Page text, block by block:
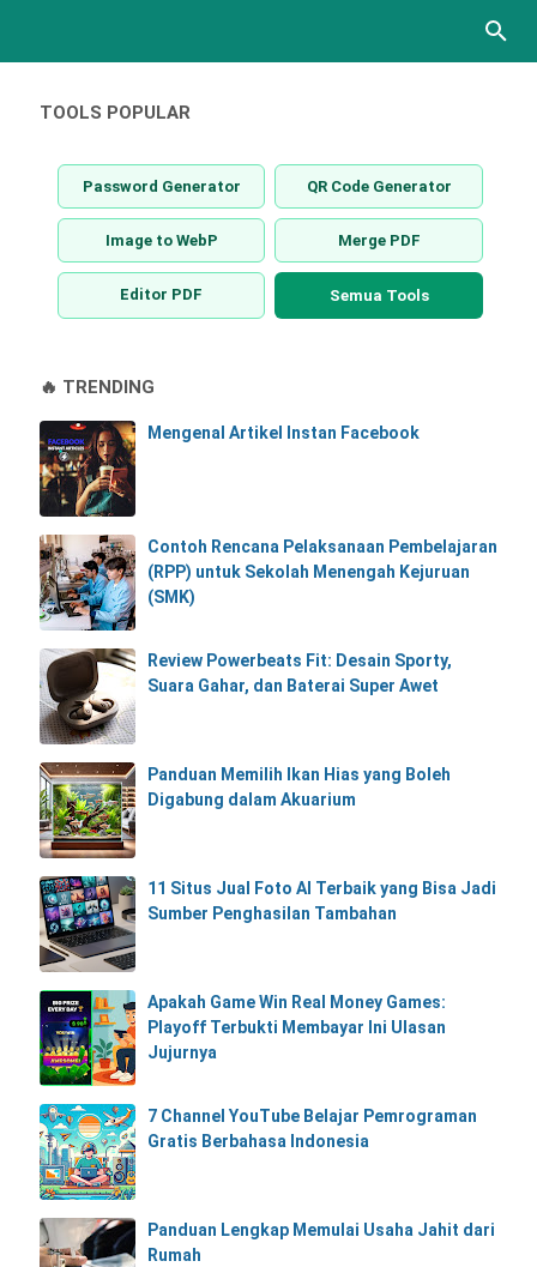
TOOLS POPULAR
Password Generator QR Code Generator
Image to WebP Merge PDF
Editor PDF Semua Tools
🔥 TRENDING
Mengenal Artikel Instan Facebook
Contoh Rencana Pelaksanaan Pembelajaran
(RPP) untuk Sekolah Menengah Kejuruan
(SMK)
Review Powerbeats Fit: Desain Sporty,
Suara Gahar, dan Baterai Super Awet
Panduan Memilih Ikan Hias yang Boleh
Digabung dalam Akuarium
11 Situs Jual Foto AI Terbaik yang Bisa Jadi
Sumber Penghasilan Tambahan
Apakah Game Win Real Money Games:
Playoff Terbukti Membayar Ini Ulasan
Jujurnya
7 Channel YouTube Belajar Pemrograman
Gratis Berbahasa Indonesia
Panduan Lengkap Memulai Usaha Jahit dari
Rumah